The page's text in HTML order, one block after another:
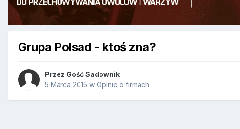
Grupa Polsad - ktoś zna?
Przez Gość Sadownik
5 Marca 2015 w Opinie o firmach